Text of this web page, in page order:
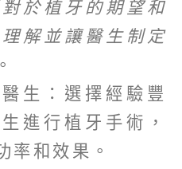
於植牙的期望和
解並讓醫生制定
。
生：選擇經驗豐
進行植牙手術，
率和效果。